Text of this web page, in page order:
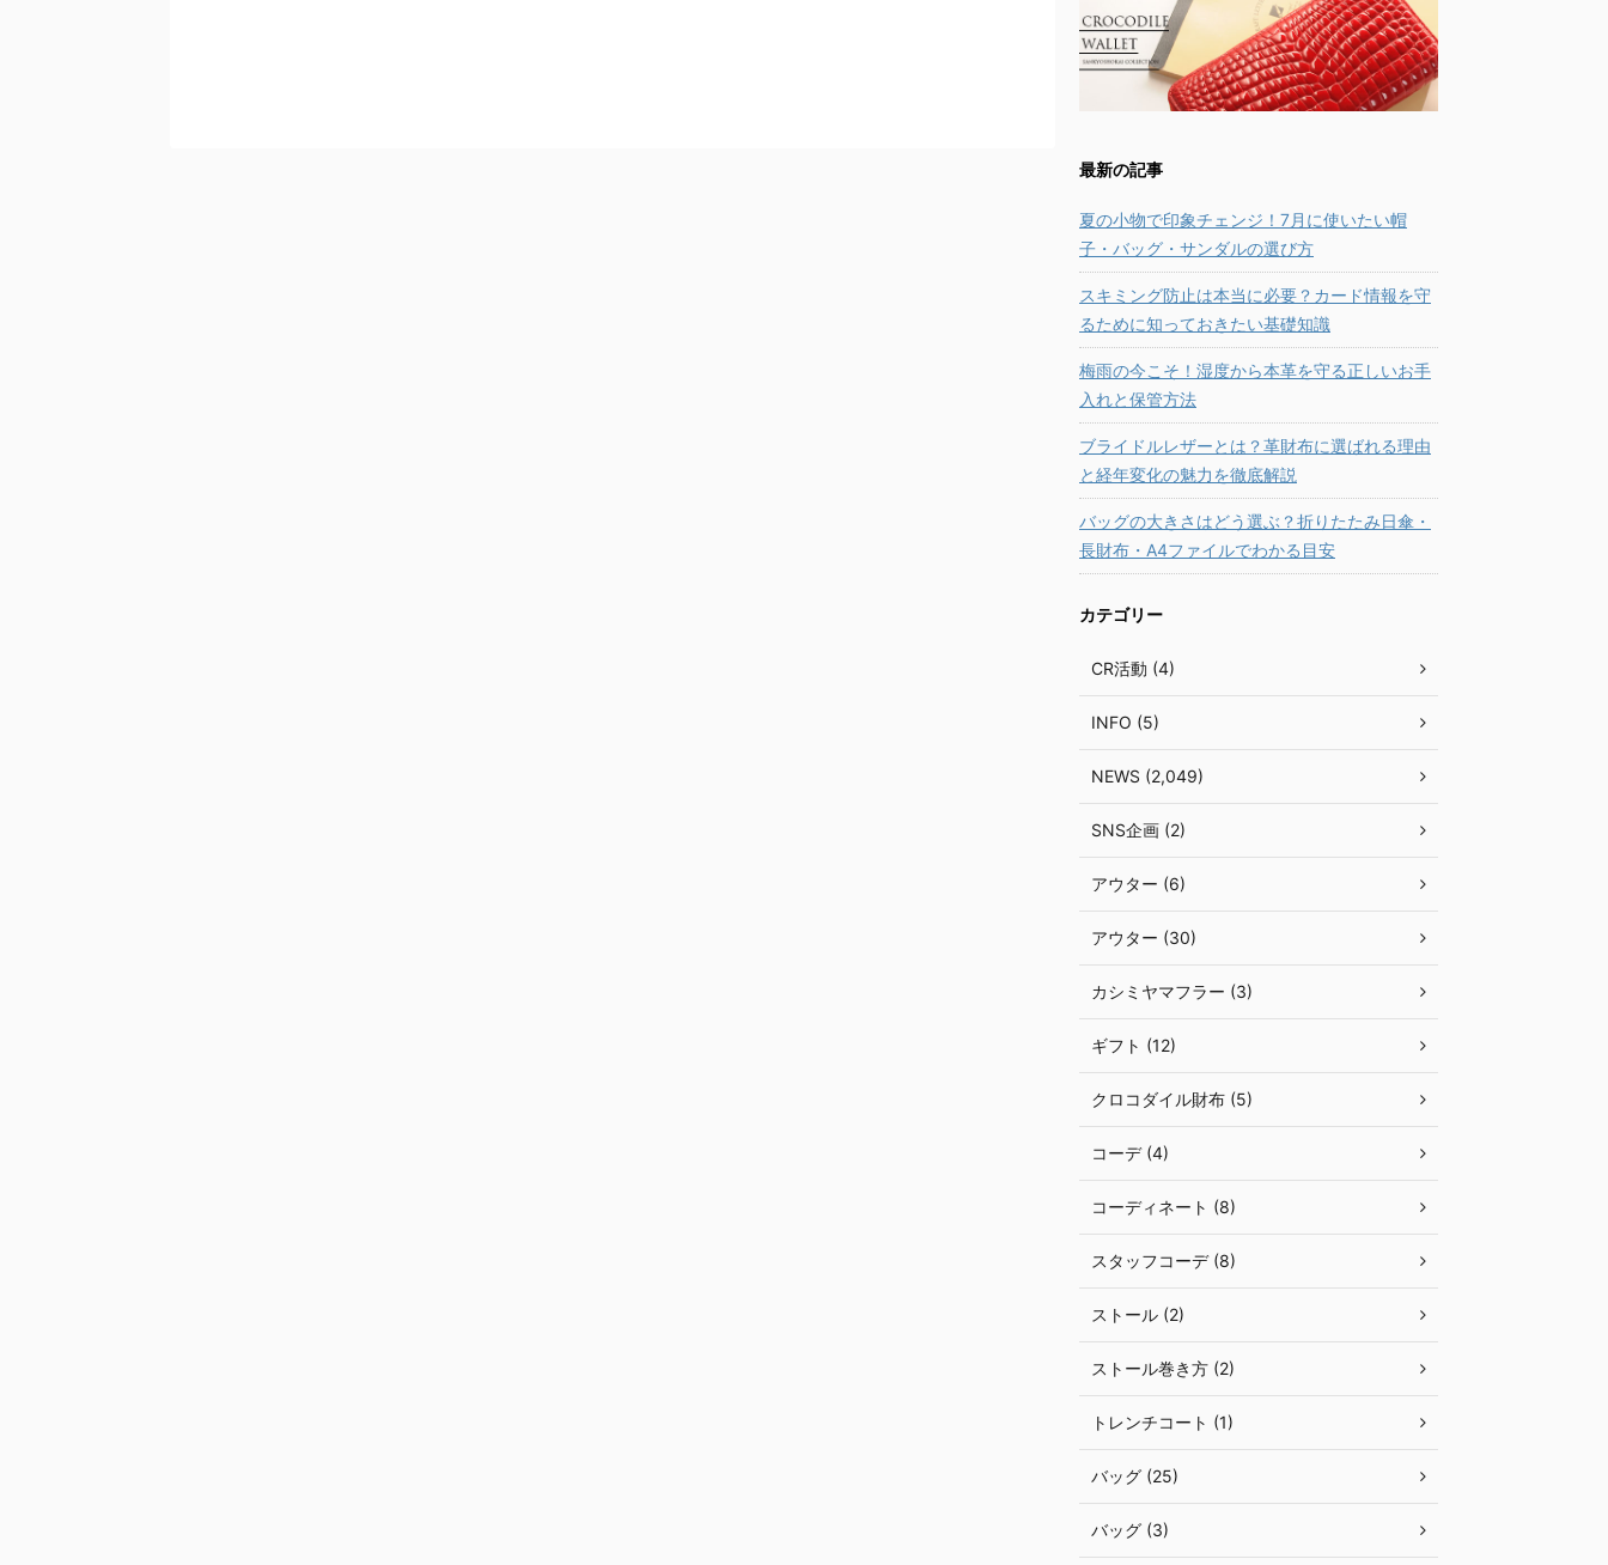
最新の記事
夏の小物で印象チェンジ！7月に使いたい帽
子・バッグ・サンダルの選び方
スキミング防止は本当に必要？カード情報を守
るために知っておきたい基礎知識
梅雨の今こそ！湿度から本革を守る正しいお手
入れと保管方法
ブライドルレザーとは？革財布に選ばれる理由
と経年変化の魅力を徹底解説
バッグの大きさはどう選ぶ？折りたたみ日傘・
長財布・A4ファイルでわかる目安
カテゴリー
CR活動 (4)
INFO (5)
NEWS (2,049)
SNS企画 (2)
アウター (6)
アウター (30)
カシミヤマフラー (3)
ギフト (12)
クロコダイル財布 (5)
コーデ (4)
コーディネート (8)
スタッフコーデ (8)
ストール (2)
ストール巻き方 (2)
トレンチコート (1)
バッグ (25)
バッグ (3)